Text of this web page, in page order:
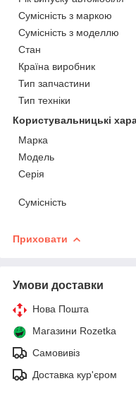
Сумісність з маркою
Сумісність з моделлю
Стан
Країна виробник
Тип запчастини
Тип техніки
Користувальницькі
Марка
Мoдель
Серія
Сумісність
Приховати
Умови доставки
Нова Пошта
Магазини Rozetka
Самовивіз
Доставка кур'єром